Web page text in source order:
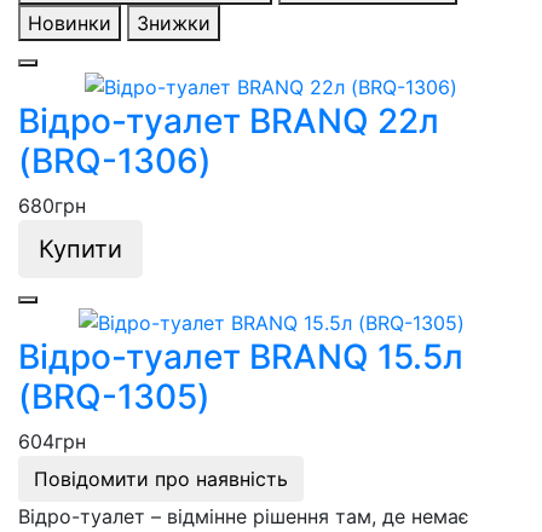
Новинки
Знижки
Відро-туалет BRANQ 22л
(BRQ-1306)
680грн
Купити
Відро-туалет BRANQ 15.5л
(BRQ-1305)
604грн
Повідомити про наявність
Відро-туалет – відмінне рішення там, де немає